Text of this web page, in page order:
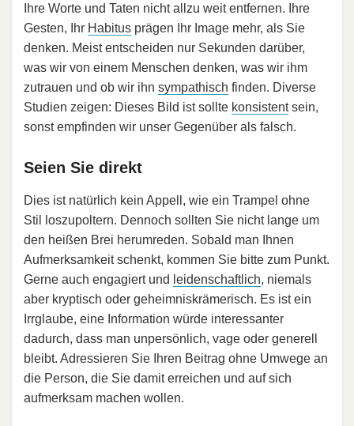
Ihre Worte und Taten nicht allzu weit entfernen. Ihre
Gesten, Ihr Habitus prägen Ihr Image mehr, als Sie
denken. Meist entscheiden nur Sekunden darüber,
was wir von einem Menschen denken, was wir ihm
zutrauen und ob wir ihn sympathisch finden. Diverse
Studien zeigen: Dieses Bild ist sollte konsistentsein,
sonst empfinden wir unser Gegenüber als falsch.
Seien Sie direkt
Dies ist natürlich kein Appell, wie ein Trampel ohne
Stil loszupoltern. Dennoch sollten Sie nicht lange um
den heißen Brei herumreden. Sobald man Ihnen
Aufmerksamkeit schenkt, kommen Sie bitte zum Punkt.
Gerne auch engagiert und leidenschaftlich, niemals
aber kryptisch oder geheimniskrämerisch. Es ist ein
Irrglaube, eine Information würde interessanter
dadurch, dass man unpersönlich, vage oder generell
bleibt. Adressieren Sie Ihren Beitrag ohne Umwege an
die Person, die Sie damit erreichen und auf sich
aufmerksam machen wollen.